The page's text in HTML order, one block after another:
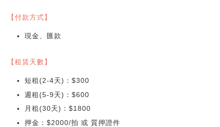
【付款方式】
現金、匯款
【租賃天數】
短租(2-4天)：$300
週租(5-9天)：$600
月租(30天)：$1800
押金：$2000/拍 或 質押證件